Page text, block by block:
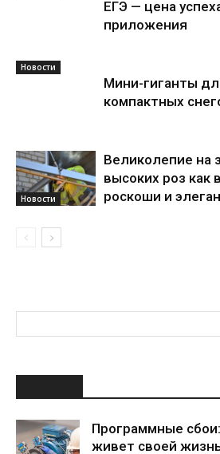
ЕГЭ — цена
приложения
Новости
Мини-гиганты
компактных
Новости
Великолепие на
высоких роз как
роскоши и
Программные
живет своей